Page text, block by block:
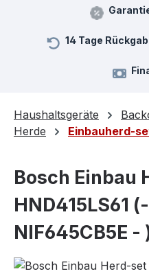
14 Tage
Haushaltsgeräte
Herde
Einbauherd-
Bosch Einbau
HND415LS61
NIF645CB5E -
Bildergalerie überspringen